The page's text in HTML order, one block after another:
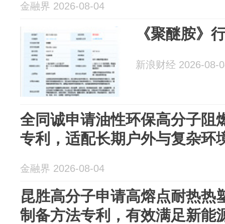
金融界 2026-08-04
《聚醚胺》
新浪财经 2026-08-
全同诚申请油性环保高分子阻
专利，适配长期户外与复杂环
金融界 2026-08-04
昆胜高分子申请高熔点耐热热
制备方法专利，有效满足新能